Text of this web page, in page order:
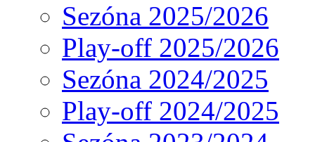
Sezóna 2025/2026
Play-off 2025/2026
Sezóna 2024/2025
Play-off 2024/2025